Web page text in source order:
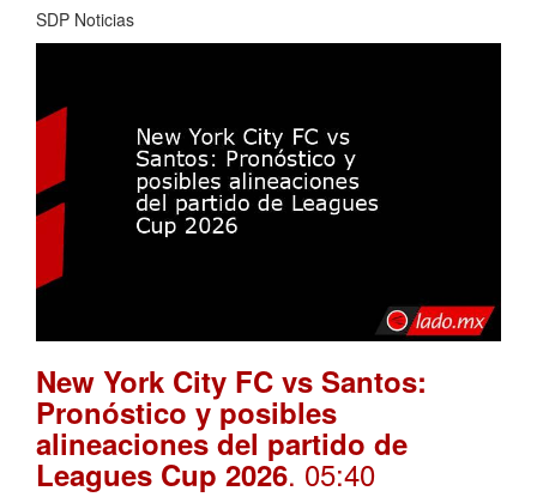
SDP Noticias
New York City FC vs Santos:
Pronóstico y posibles
alineaciones del partido de
Leagues Cup 2026. 05:40